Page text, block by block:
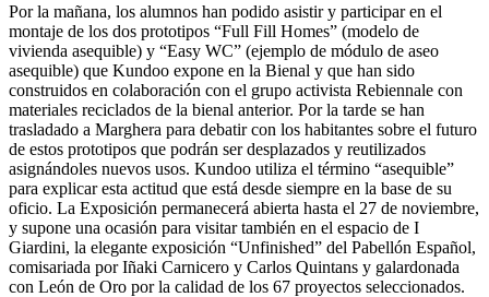
Por la mañana, los alumnos han podido asistir y participar en el
montaje de los dos prototipos “Full Fill Homes” (modelo de
vivienda asequible) y “Easy WC” (ejemplo de módulo de aseo
asequible) que Kundoo expone en la Bienal y que han sido
construidos en colaboración con el grupo activista Rebiennale con
materiales reciclados de la bienal anterior. Por la tarde se han
trasladado a Marghera para debatir con los habitantes sobre el futuro
de estos prototipos que podrán ser desplazados y reutilizados
asignándoles nuevos usos. Kundoo utiliza el término “asequible”
para explicar esta actitud que está desde siempre en la base de su
oficio. La Exposición permanecerá abierta hasta el 27 de noviembre,
y supone una ocasión para visitar también en el espacio de I
Giardini, la elegante exposición “Unfinished” del Pabellón Español,
comisariada por Iñaki Carnicero y Carlos Quintans y galardonada
con León de Oro por la calidad de los 67 proyectos seleccionados.